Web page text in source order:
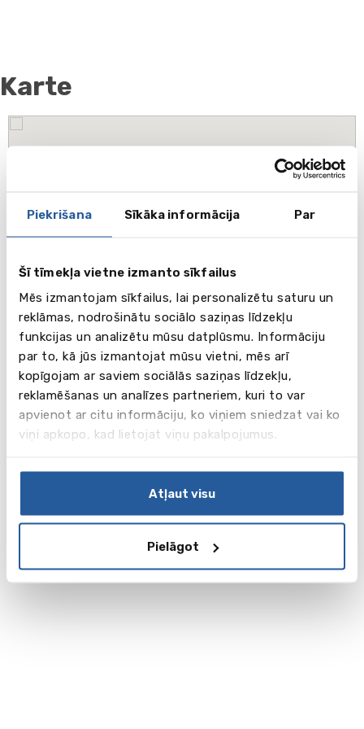
Piekrišana Sīkāka informācija Par
Šī tīmekļa vietne izmanto sīkfailus
Mēs izmantojam sīkfailus, lai personalizētu saturu un
reklāmas, nodrošinātu sociālo saziņas līdzekļu
funkcijas un analizētu mūsu datplūsmu. Informāciju
par to, kā jūs izmantojat mūsu vietni, mēs arī
kopīgojam ar saviem sociālās saziņas līdzekļu,
reklamēšanas un analīzes partneriem, kuri to var
apvienot ar citu informāciju, ko viņiem sniedzat vai ko
viņi apkopo, kad lietojat viņu pakalpojumus.
Atļaut visu
Pielāgot
Karte